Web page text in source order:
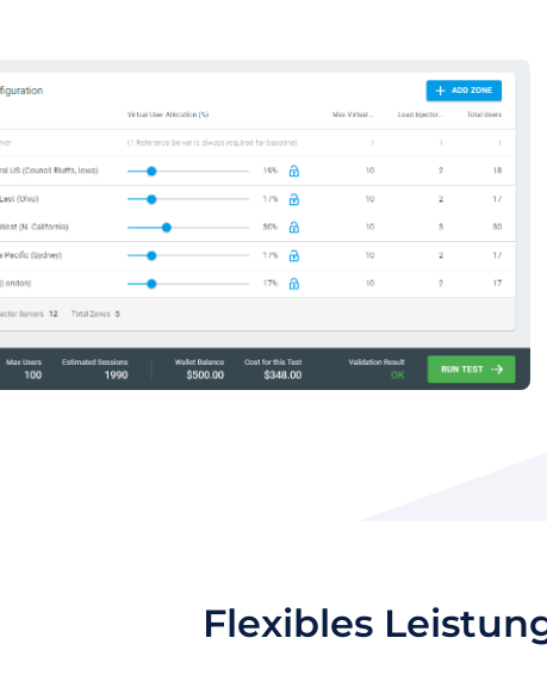
Flexibles